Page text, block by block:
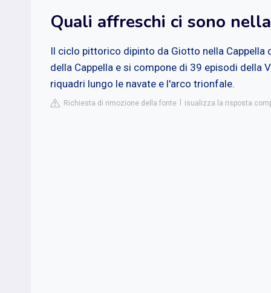
Quali affreschi ci sono
Il ciclo pittorico dipinto da Giotto nella
della Cappella e si compone di 39 episodi
riquadri lungo le navate e l'arco trionfale.
Richiesta di rimozione della fonte isualizza la risposta